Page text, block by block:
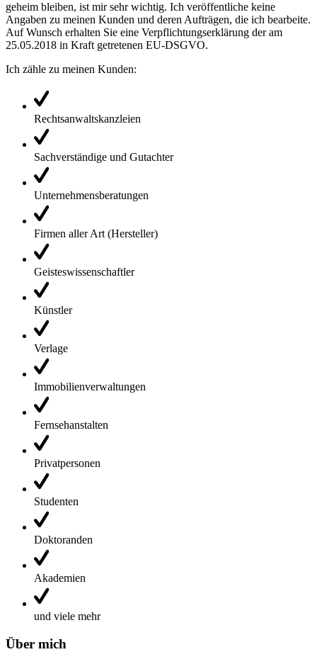
geheim bleiben, ist mir sehr wichtig. Ich veröffentliche keine
Angaben zu meinen Kunden und deren Aufträgen, die ich bearbeite.
Auf Wunsch erhalten Sie eine Verpflichtungserklärung der am
25.05.2018 in Kraft getretenen EU-DSGVO.
Ich zähle zu meinen Kunden:
Rechtsanwaltskanzleien
Sachverständige und Gutachter
Unternehmensberatungen
Firmen aller Art (Hersteller)
Geisteswissenschaftler
Künstler
Verlage
Immobilienverwaltungen
Fernsehanstalten
Privatpersonen
Studenten
Doktoranden
Akademien
und viele mehr
Über mich